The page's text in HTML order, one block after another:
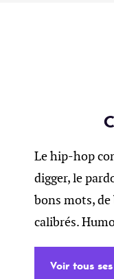
Le hip-hop
digger, le
bons mots,
calibrés.
Voir tous